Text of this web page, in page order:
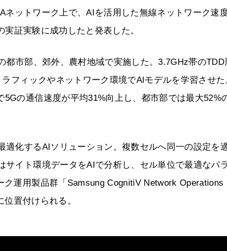
ットワーク上で、AIを活用した無線ネットワーク速
証実験に成功したと発表した。
市部、郊外、農村地域で実施した。3.7GHz帯のTDD
フィックやネットワーク環境でAIモデルを学習させた
の通信速度が平均31%向上し、都市部では最大52%
化するAIソリューション。複数セルへ同一の設定を
イト環境データをAIで分析し、セル単位で最適なパラ
運用製品群「Samsung CognitiV Network Operations
置付けられる。